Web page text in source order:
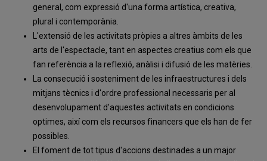
general, com expressió d'una forma artística, creativa,
plural i contemporània.
L'extensió de les activitats pròpies a altres àmbits de les
arts de l'espectacle, tant en aspectes creatius com els que
fan referència a la reflexió, anàlisi i difusió de les matèries.
La consecució i sosteniment de les infraestructures i dels
mitjans tècnics i d'ordre professional necessaris per al
desenvolupament d'aquestes activitats en condicions
optimes, així com els recursos financers que els han de fer
possibles.
El foment de tot tipus d'accions destinades a un major